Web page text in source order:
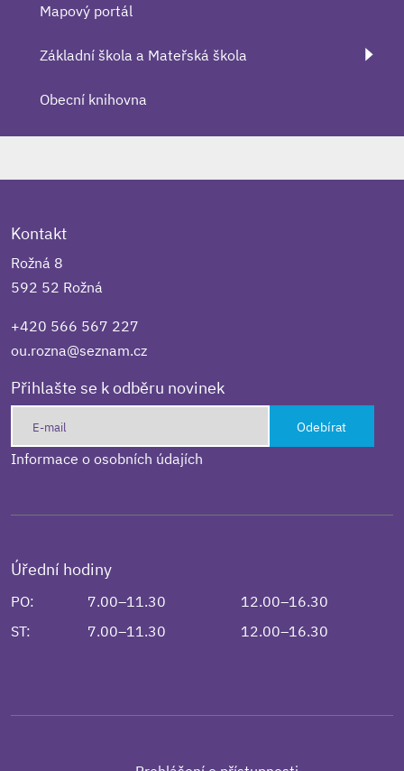
Mapový portál
Základní škola a Mateřská škola
Obecní knihovna
Kontakt
Rožná 8
592 52 Rožná
+420 566 567 227
ou.rozna@seznam.cz
Přihlašte se k odběru novinek
Odebírat
Informace o osobních údajích
Úřední hodiny
PO: 7.00–11.30
12.00–16.30
ST:
7.00–11.30 12.00–16.30